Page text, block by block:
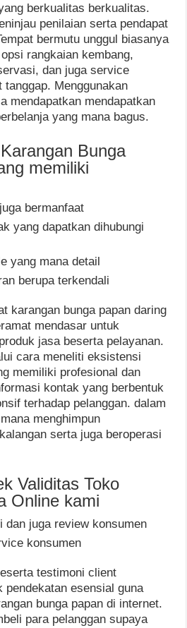
berkualitas berkualitas.
penilaian serta pendapat
bermutu unggul biasanya
rangkaian kembang,
dan juga service
Menggunakan
mendapatkan mendapatkan
yang mana bagus.
Bunga
memiliki
bermanfaat
yang dapatkan dihubungi
yang mana detail
berupa terkendali
karangan bunga papan daring
mendasar untuk
jasa beserta pelayanan.
cara meneliti eksistensi
memiliki profesional dan
kontak yang berbentuk
terhadap pelanggan. dalam
menghimpun
serta juga beroperasi
Validitas Toko
Online kami
dan juga review konsumen
konsumen
testimoni client
pendekatan esensial guna
bunga papan di internet.
para pelanggan supaya